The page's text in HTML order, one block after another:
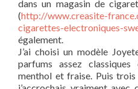
dans un magasin de
(http://www.creasite-
cigarettes-electroniques-
également.
J’ai choisi un modèle
parfums assez
menthol et fraise. Puis